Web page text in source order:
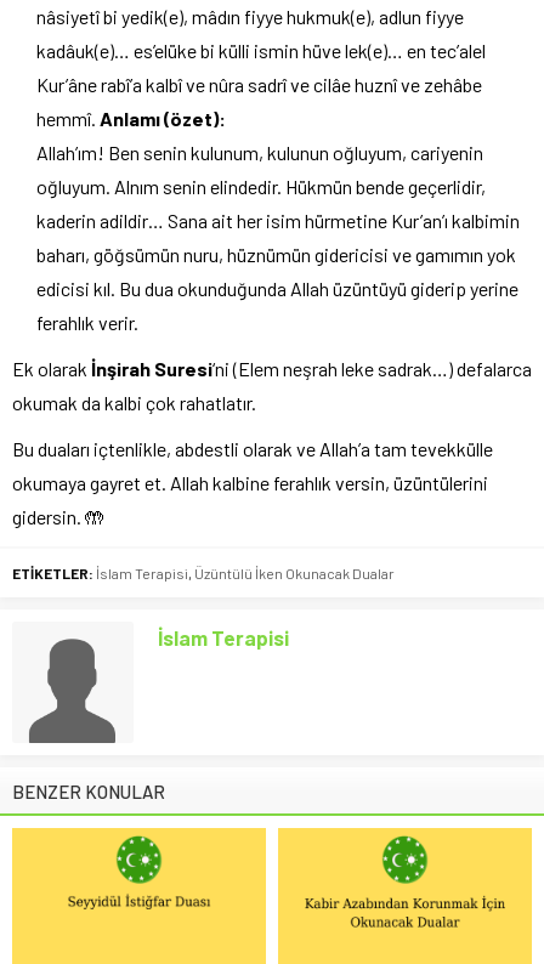
nâsiyetî bi yedik(e), mâdın fiyye hukmuk(e), adlun fiyye
kadâuk(e)… es’elüke bi külli ismin hüve lek(e)… en tec’alel
Kur’âne rabî’a kalbî ve nûra sadrî ve cilâe huznî ve zehâbe
hemmî. Anlamı (özet):
Allah’ım! Ben senin kulunum, kulunun oğluyum, cariyenin
oğluyum. Alnım senin elindedir. Hükmün bende geçerlidir,
kaderin adildir… Sana ait her isim hürmetine Kur’an’ı kalbimin
baharı, göğsümün nuru, hüznümün gidericisi ve gamımın yok
edicisi kıl. Bu dua okunduğunda Allah üzüntüyü giderip yerine
ferahlık verir.
Ek olarak İnşirah Suresi‘ni (Elem neşrah leke sadrak…) defalarca
okumak da kalbi çok rahatlatır.
Bu duaları içtenlikle, abdestli olarak ve Allah’a tam tevekkülle
okumaya gayret et. Allah kalbine ferahlık versin, üzüntülerini
gidersin. 🤲
ETİKETLER: İslam Terapisi Üzüntülü İken Okunacak Dualar
İslam Terapisi
BENZER KONULAR